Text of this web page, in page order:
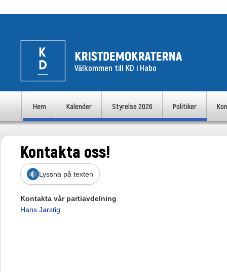
Välkommen till KD i Habo
Hoppa till huvudinnehåll
Hoppa till sekundärt innehåll
Hem Kalender Styrelse 2026 Politiker
Kontakta oss!
Lyssna på texten
Kontakta vår partiavdelning
Hans Jarstig